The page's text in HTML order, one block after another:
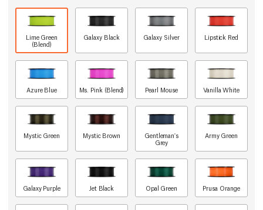
Lime Green
(Blend)
Galaxy Black Galaxy Silver Lipstick Red
Azure Blue Ms. Pink (Blend) Pearl Mouse Vanilla White
Mystic Green Mystic Brown
Gentleman's
Grey
Army Green
Galaxy Purple Jet Black Opal Green Prusa Orange